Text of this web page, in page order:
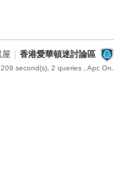
屋 香港愛華頓迷討論區
second(s), 2 queries , Apc On.